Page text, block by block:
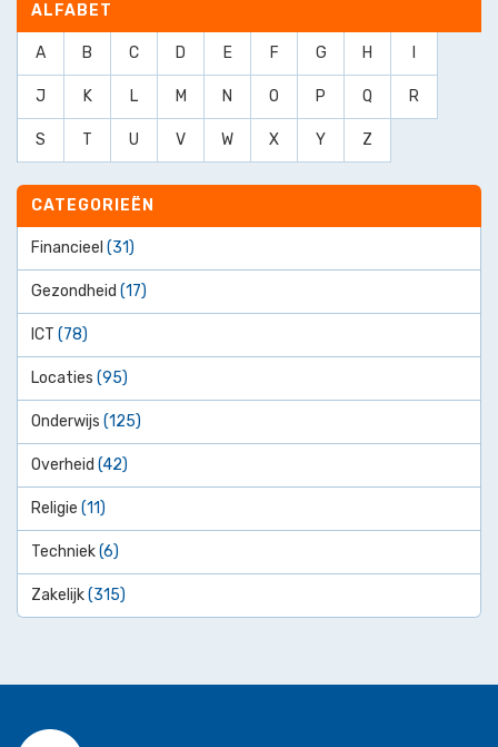
ALFABET
A B C D E F G H
J K L M N O P Q R
S T U V W X Y Z
CATEGORIEËN
Financieel (31)
Gezondheid (17)
ICT (78)
Locaties (95)
Onderwijs (125)
Overheid (42)
Religie (11)
Techniek(6)
Zakelijk(315)